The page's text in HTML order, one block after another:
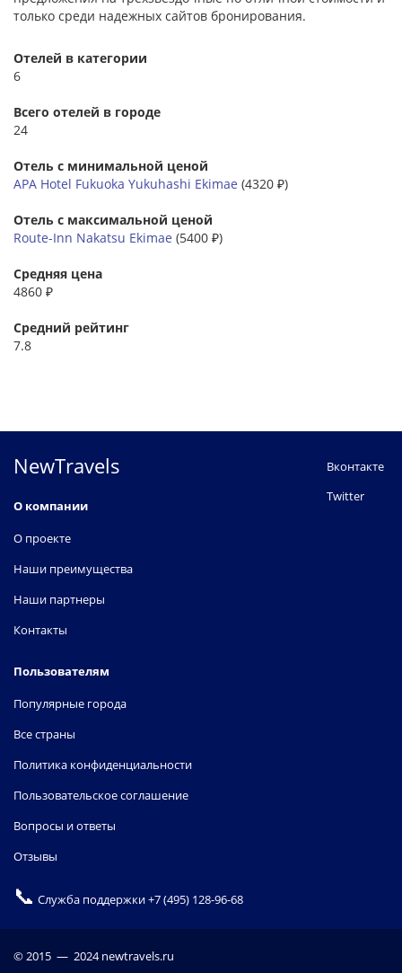
только среди надежных сайтов бронирования.
Отелей в категории
6
Всего отелей в городе
24
Отель с минимальной ценой
APA Hotel Fukuoka Yukuhashi Ekimae (4320 ₽)
Отель с максимальной ценой
Route-Inn Nakatsu Ekimae (5400 ₽)
Средняя цена
4860 ₽
Средний рейтинг
7.8
NewTravels
О компании
О проекте
Наши преимущества
Наши партнеры
Контакты
Пользователям
Популярные города
Все страны
Политика конфиденциальности
Пользовательское соглашение
Вопросы и ответы
Отзывы
Вконтакте
Twitter
📞 Служба поддержки+7 (495) 128-96-68
© 2015 — 2024 newtravels.ru